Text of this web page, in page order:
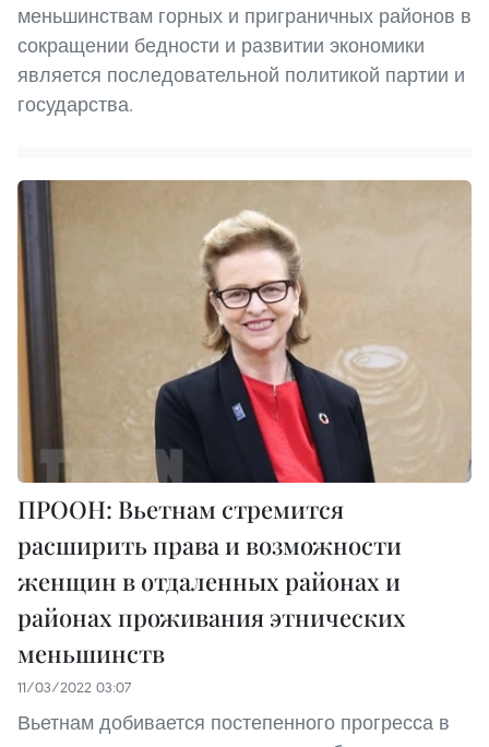
меньшинствам горных и приграничных районов в
сокращении бедности и развитии экономики
является последовательной политикой партии и
государства.
ПРООН: Вьетнам стремится
расширить права и возможности
женщин в отдаленных районах и
районах проживания этнических
меньшинств
11/03/2022 03:07
Вьетнам добивается постепенного прогресса в